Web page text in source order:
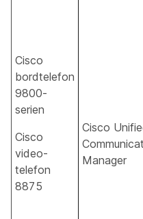
Cisco
bordtelefon
9800-
serien
Cisco
video-
telefon
8875
Cisco
Manager